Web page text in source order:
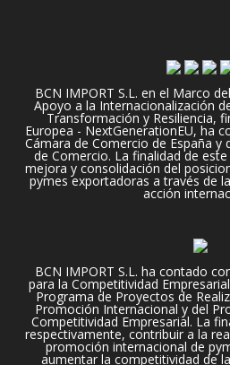
BCN IMPORT S.L. en el Marco
Apoyo a la Internacionalización
Transformación y Resiliencia,
Europea - NextGenerationEU, ha
Cámara de Comercio de España y
de Comercio. La finalidad de
mejora y consolidación del
pymes exportadoras a través de
acción
BCN IMPORT S.L. ha contado
para la Competitividad
Programa de Proyectos de
Promoción Internacional y del
Competitividad Empresarial. La
respectivamente, contribuir a la
promoción internacional de
aumentar la competitividad de